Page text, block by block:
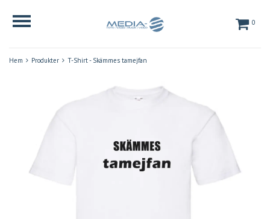
0
Hem Produkter T-Shirt - Skämmes tamejfan